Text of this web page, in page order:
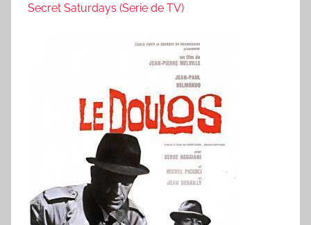
Secret Saturdays (Serie de TV)